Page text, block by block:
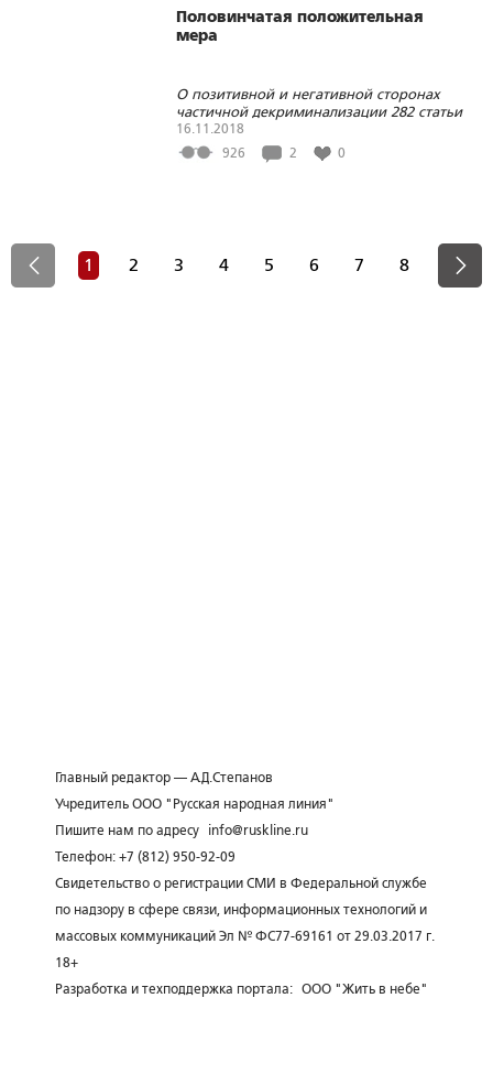
Половинчатая положительная
мера
О позитивной и негативной сторонах
частичной декриминализации 282 статьи
УК РФ
16.11.2018
926
2 0
1 2 3 4 5 6 7 8
Главный редактор — А.Д.Степанов
Учредитель ООО "Русская народная линия"
Пишите нам по адресу
info@ruskline.ru
Телефон: +7 (812) 950-92-09
Свидетельство о регистрации СМИ в Федеральной службе
по надзору в сфере связи, информационных технологий и
массовых коммуникаций Эл № ФС77-69161 от 29.03.2017 г.
18+
Разработка и техподдержка портала: ООО "Жить в небе"